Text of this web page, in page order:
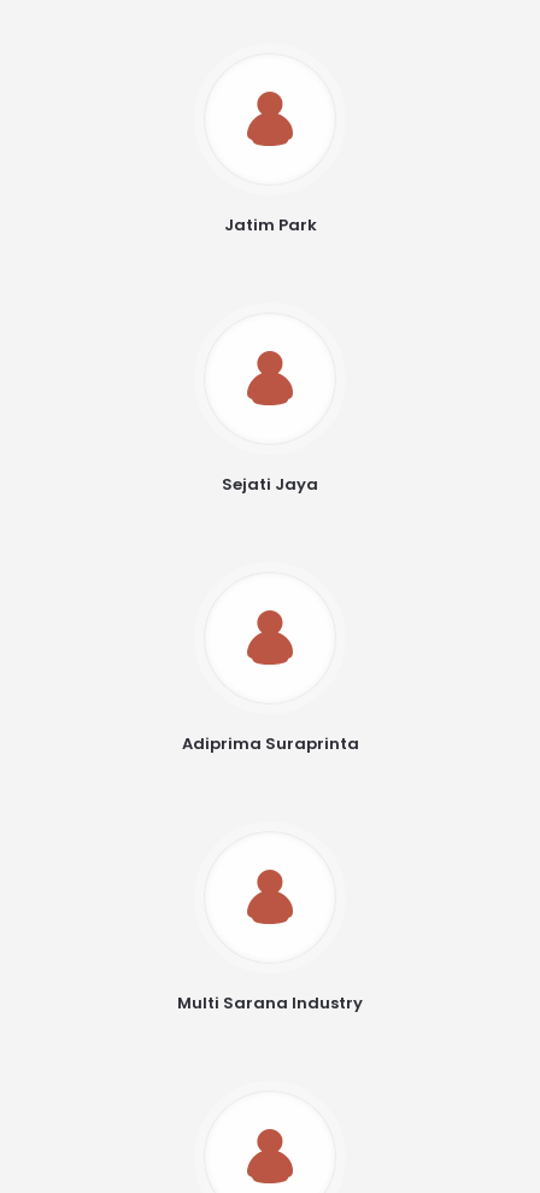
Jatim Park
Sejati Jaya
Adiprima Suraprinta
Multi Sarana Industry